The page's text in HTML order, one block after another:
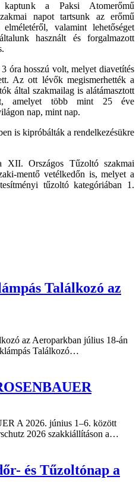
kaptunk a Paksi Atomerőmű
napot tartsunk az erőmű
valamint lehetőséget
használt és forgalmazott
óra hosszú volt, melyet diavetítés
Az ott lévők megismerhették a
által szakmailag is alátámasztott
amelyet több mint 25 éve
nap, mint nap.
is kipróbálták a rendelkezésükre
XII. Országos Tűzoltó szakmai
mentő vetélkedőn is, melyet a
tűzoltó kategóriában 1.
Találkozó az
az Aeroparkban július 18-án
Találkozó…
A 2026. június 1–6. között
2026 szakkiállításon a…
és Tűzoltónap a